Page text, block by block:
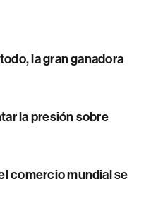
la gran ganadora
la presión sobre
comercio mundial se